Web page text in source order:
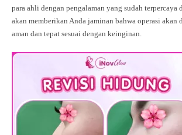
para ahli dengan pengalaman yang sudah
akan memberikan Anda jaminan bahwa operasi akan
aman dan tepat sesuai dengan keinginan.